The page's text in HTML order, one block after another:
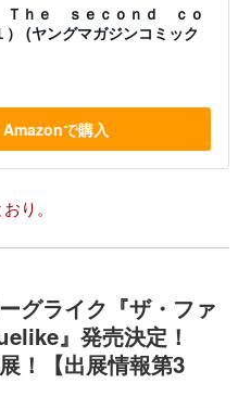
Ｔｈｅ ｓｅｃｏｎｄ ｃｏ
） (ヤングマガジンコミック
Amazonで購入
り。
グライク『ザ・ファ
』発売決定！
！【出展情報第3